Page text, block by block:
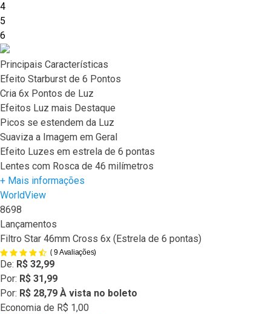
4
5
6
Principais Características
Efeito Starburst de 6 Pontos
Cria 6x Pontos de Luz
Efeitos Luz mais Destaque
Picos se estendem da Luz
Suaviza a Imagem em Geral
Efeito Luzes em estrela de 6 pontas
Lentes com Rosca de 46 milímetros
+ Mais informações
WorldView
8698
Lançamentos
Filtro Star 46mm Cross 6x (Estrela de 6 pontas)
(9Avaliações)
De: R$ 32,99
Por: R$ 31,99
Por: R$ 28,79 À vista no boleto
Economia de R$ 1,00